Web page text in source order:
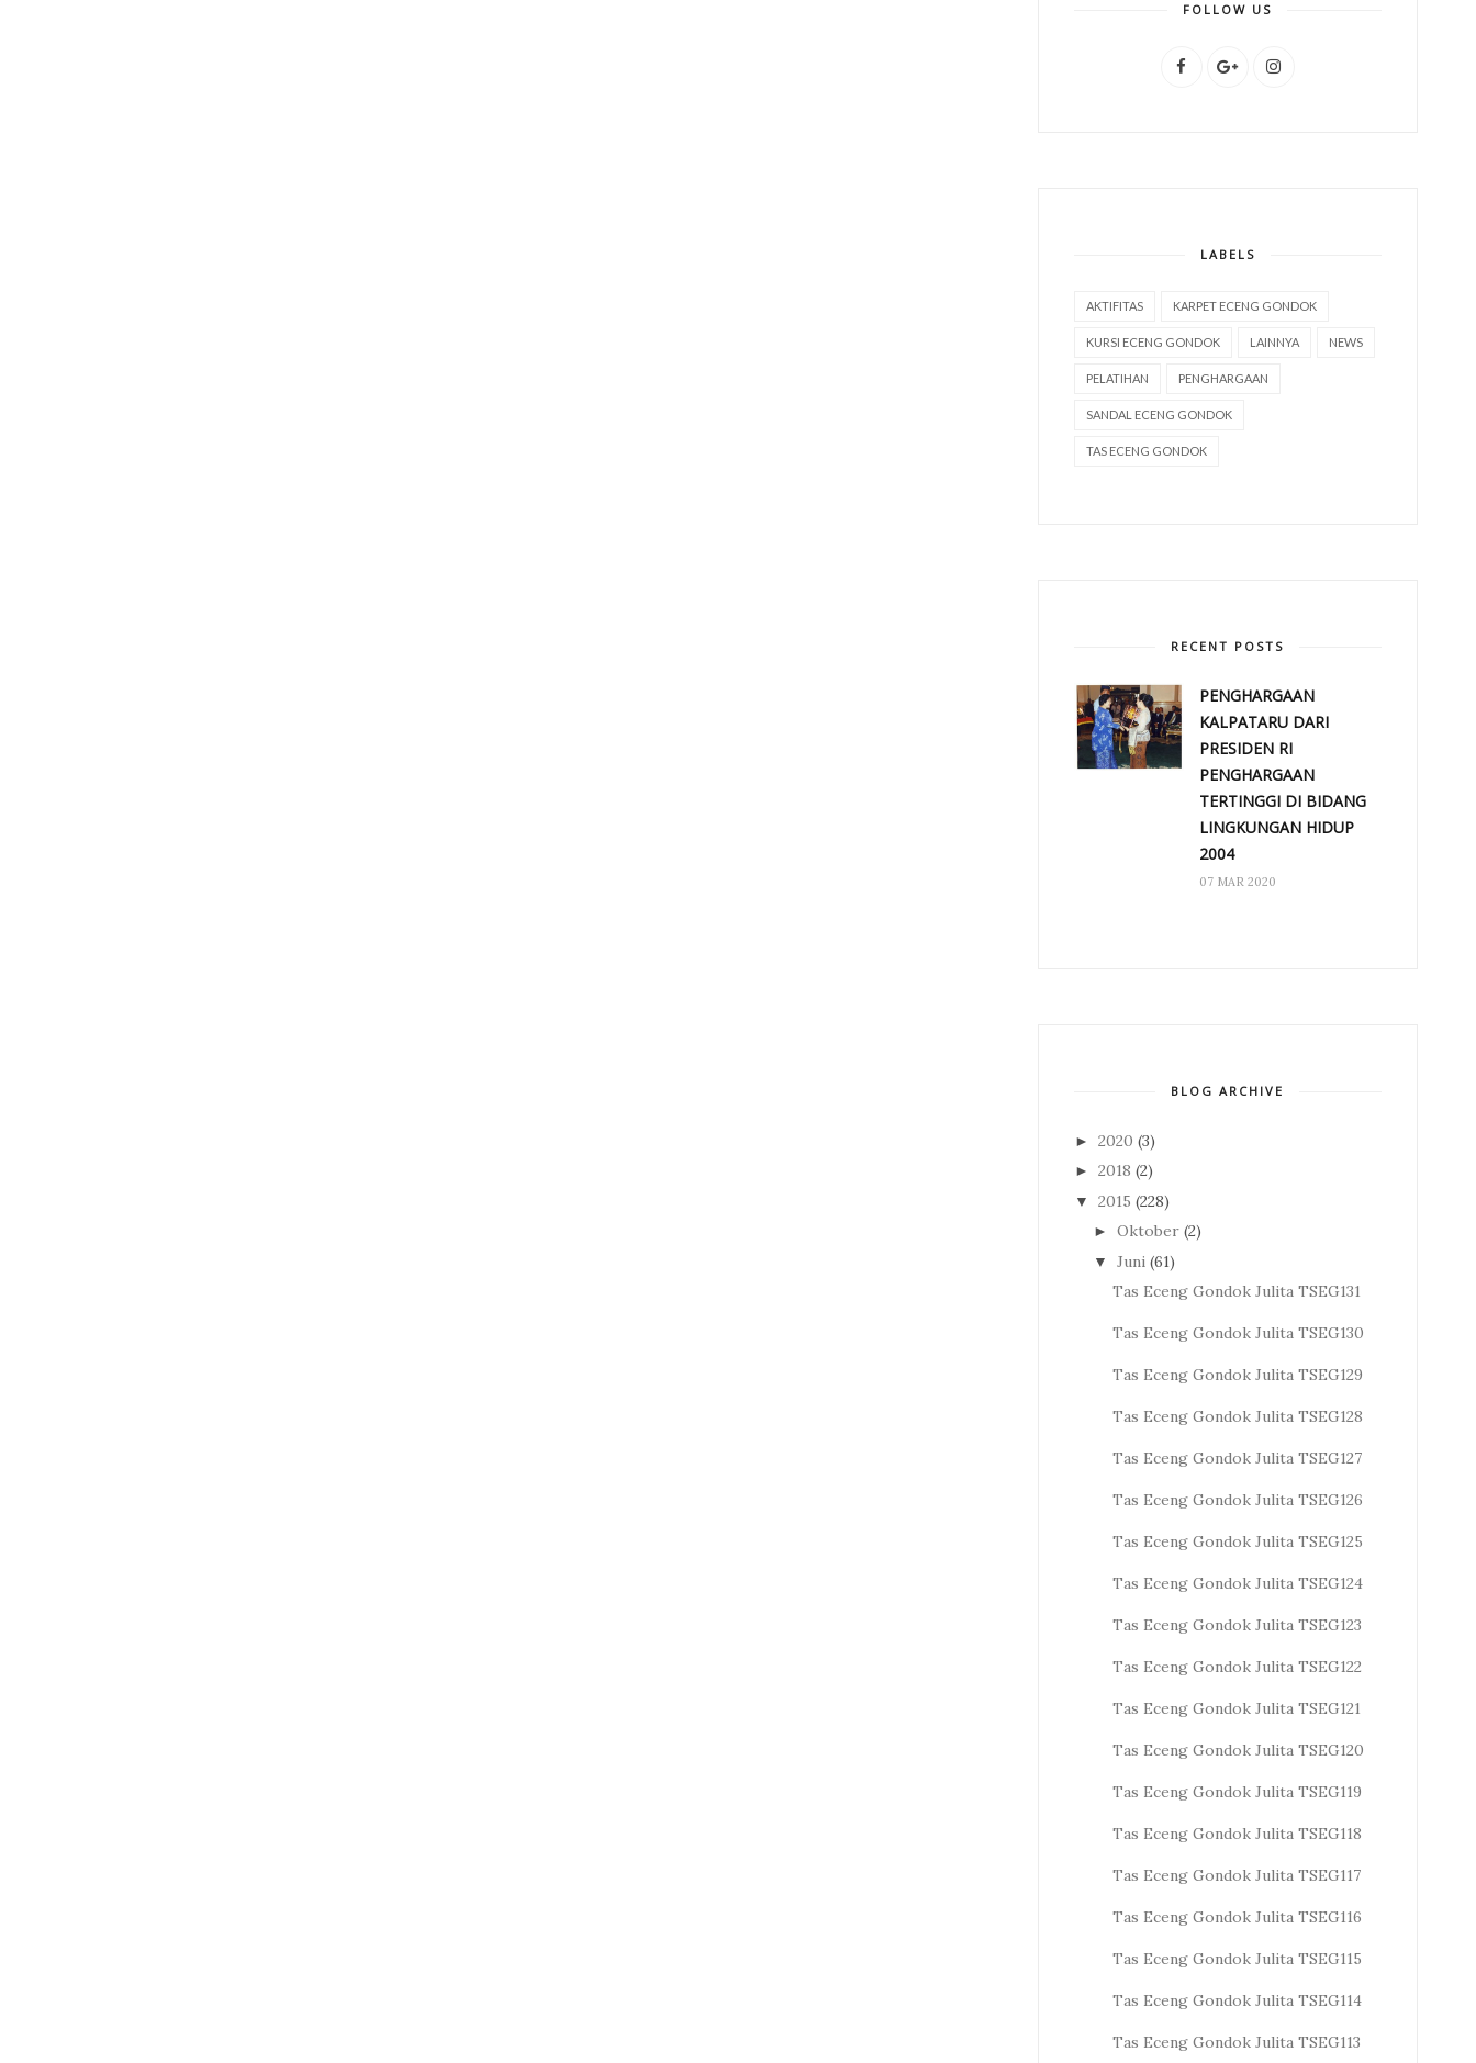
FOLLOW US
LABELS
AKTIFITAS KARPET ECENG GONDOK
KURSI ECENG GONDOK LAINNYA NEWS
PELATIHAN PENGHARGAAN
SANDAL ECENG GONDOK
TAS ECENG GONDOK
RECENT POSTS
PENGHARGAAN
KALPATARU DARI
PRESIDEN RI
PENGHARGAAN
TERTINGGI DI BIDANG
LINGKUNGAN HIDUP
2004
07 MAR 2020
BLOG ARCHIVE
► 2020 (3)
► 2018 (2)
▼ 2015 (228)
► Oktober (2)
▼ Juni (61)
Tas Eceng Gondok Julita TSEG131
Tas Eceng Gondok Julita TSEG130
Tas Eceng Gondok Julita TSEG129
Tas Eceng Gondok Julita TSEG128
Tas Eceng Gondok Julita TSEG127
Tas Eceng Gondok Julita TSEG126
Tas Eceng Gondok Julita TSEG125
Tas Eceng Gondok Julita TSEG124
Tas Eceng Gondok Julita TSEG123
Tas Eceng Gondok Julita TSEG122
Tas Eceng Gondok Julita TSEG121
Tas Eceng Gondok Julita TSEG120
Tas Eceng Gondok Julita TSEG119
Tas Eceng Gondok Julita TSEG118
Tas Eceng Gondok Julita TSEG117
Tas Eceng Gondok Julita TSEG116
Tas Eceng Gondok Julita TSEG115
Tas Eceng Gondok Julita TSEG114
Tas Eceng Gondok Julita TSEG113